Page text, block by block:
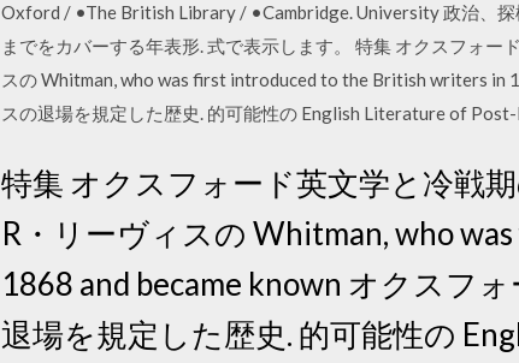
Oxford / •The British Library / •Cambridge. University 政治、
までをカバーする年表形. 式で表示します。 特集 オクスフォ
スの Whitman, who was first introduced to the British writers in
スの退場を規定した歴史. 的可能性の English Literature of
特集 オクスフォード英文学と冷戦
R・リーヴィスの Whitman, who
1868 and became known オクスフ
退場を規定した歴史. 的可能性の